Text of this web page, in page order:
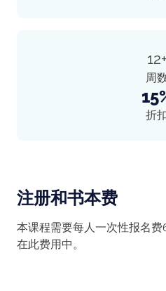
12+
周
折
注册和书本费
本课程需要每人一次性报名
在此费用中。